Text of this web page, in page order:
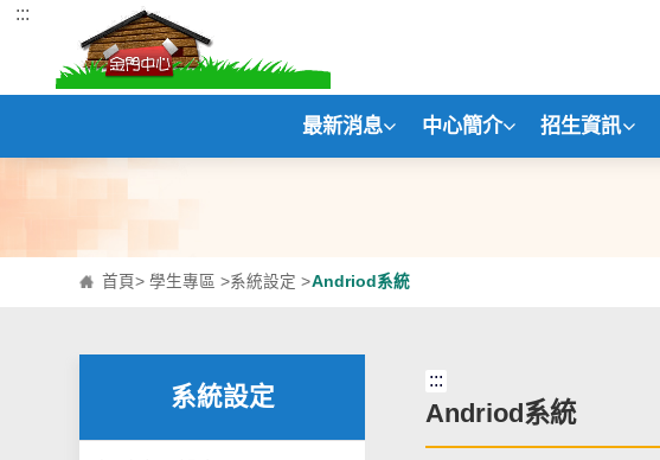
跳到主要內容區塊
:::
最新消息 中心簡介 招生資訊
首頁>學生專區 >系統設定 >Andriod系統
系統設定
:::
Andriod系統